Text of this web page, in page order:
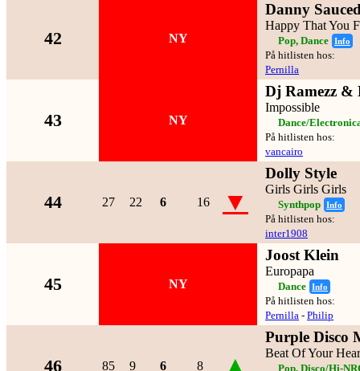
42 NY
Danny
Happy That You
Pop, Dance Info
På hitlisten hos:
Pernilla
43 NY
Dj Ramezz &
Impossible
Dance/
På hitlisten hos:
vancairo
44 27 22 6 16 ▼
Dolly Style
Girls Girls Girls
Synthpop Info
På hitlisten hos:
inter1908
45 NY
Joost Klein
Europapa
Dance Info
På hitlisten hos:
Pernilla - Philip
46 85 9 6 8
Purple Disco
Beat Of Your
Pop, Disco/Hi-